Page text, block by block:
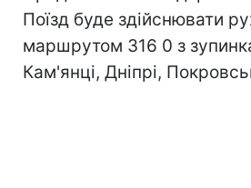
Поїзд буде здійснювати
маршрутом 316 0 з
Кам'янці, Дніпрі,